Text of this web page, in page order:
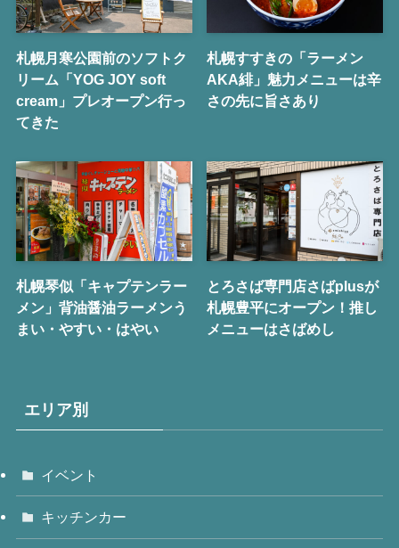
札幌月寒公園前のソフトク
リーム「YOG JOY soft
cream」プレオープン行っ
てきた
札幌すすきの「ラーメン
AKA緋」魅力メニューは辛
さの先に旨さあり
札幌琴似「キャプテンラー
メン」背油醤油ラーメンう
まい・やすい・はやい
とろさば専門店さばplusが
札幌豊平にオープン！推し
メニューはさばめし
エリア別
イベント
キッチンカー